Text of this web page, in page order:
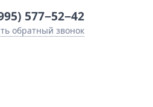
577−52−42
обратный звонок